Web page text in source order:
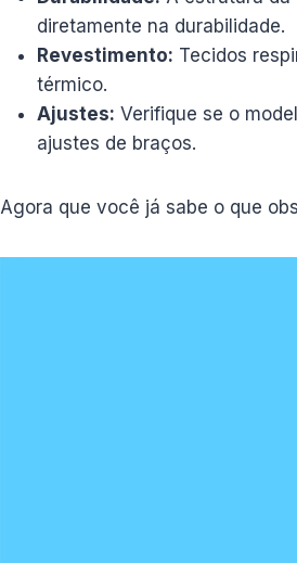
diretamente na durabilidade.
Revestimento: Tecidos
térmico.
Ajustes: Verifique se o
ajustes de braços.
Agora que você já sabe o que